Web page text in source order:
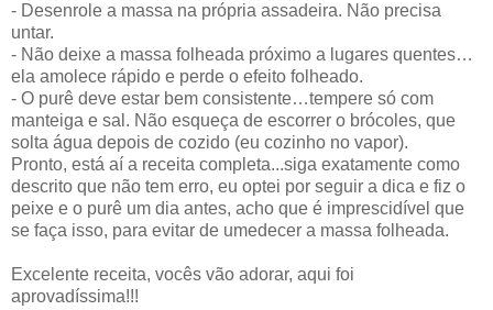
- Desenrole a massa na própria assadeira. Não precisa
untar.
- Não deixe a massa folheada próximo a lugares quentes…
ela amolece rápido e perde o efeito folheado.
- O purê deve estar bem consistente…tempere só com
manteiga e sal. Não esqueça de escorrer o brócoles, que
solta água depois de cozido (eu cozinho no vapor).
Pronto, está aí a receita completa...siga exatamente como
descrito que não tem erro, eu optei por seguir a dica e fiz o
peixe e o purê um dia antes, acho que é imprescidível que
se faça isso, para evitar de umedecer a massa folheada.
Excelente receita, vocês vão adorar, aqui foi
aprovadíssima!!!